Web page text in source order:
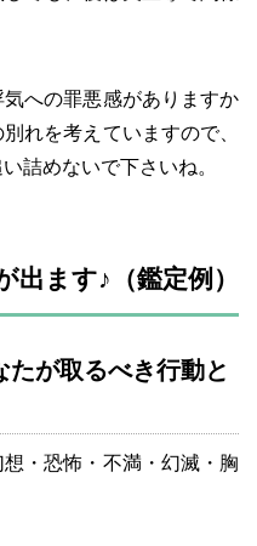
への罪悪感がありますか
れを考えていますので、
詰めないで下さいね。
ます♪（鑑定例）
たが取るべき行動と
・恐怖・不満・幻滅・胸